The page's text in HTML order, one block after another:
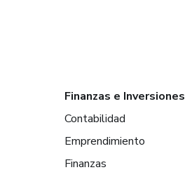
Finanzas e Inversiones
Contabilidad
Emprendimiento
Finanzas